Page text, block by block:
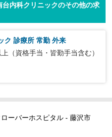
内科クリニックのその他の求
ク 診療所 常勤 外来
（資格手当・皆勤手当含む）
ーバーホスピタル - 藤沢市